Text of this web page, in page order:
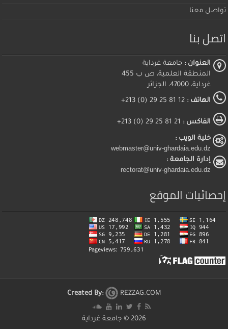
تواصل معنا
اتصل بنا
العنوان : جامعة غرداية
المنطقة العلمية، ص ب 455
غرداية، 47000، الجزائر
الهاتف : 12 81 25 29 (0) 213+
الفاكس :
خلية الويب :
webmaster@univ-ghardaia.edu.dz
إدارة الجامعة :
rectorat@univ-ghardaia.edu.dz
إحصائيات الموقع
Created By: REZZAG.COM
2026 © جامعة غرداية